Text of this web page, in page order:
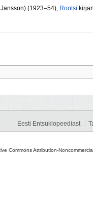
(1923–54), Rootsi
Eesti Entsüklopeediast
Commons Attribution-